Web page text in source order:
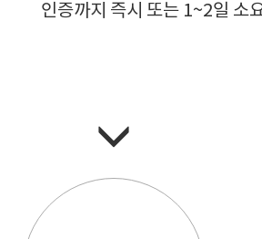
인증까지 즉시 또는 1~2일 소